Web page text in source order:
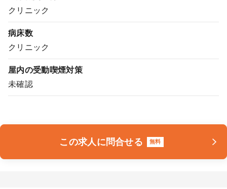
クリニック開業
お問合せ
採用をお考えの医療機関の方
クリニック
病床数
クリニック
屋内の受動喫煙対策
未確認
この求人に問合せる 無料